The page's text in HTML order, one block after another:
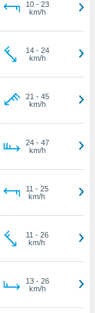
10- 23
km/h
14- 24
km/h
21 - 45
km/h
24- 47
km/h
11 - 25
km/h
11 - 26
km/h
13- 26
km/h